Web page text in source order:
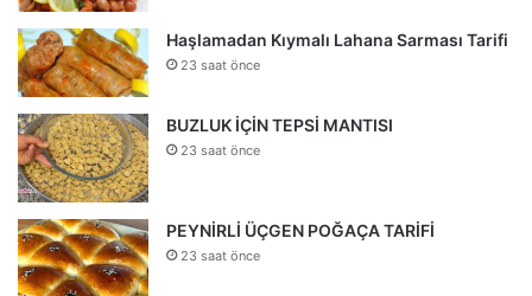
Haşlamadan Kıymalı Lahana Sarması Tarifi
23 saat önce
BUZLUK İÇİN TEPSİ MANTISI
23 saat önce
PEYNİRLİ ÜÇGEN POĞAÇA TARİFİ
23 saat önce